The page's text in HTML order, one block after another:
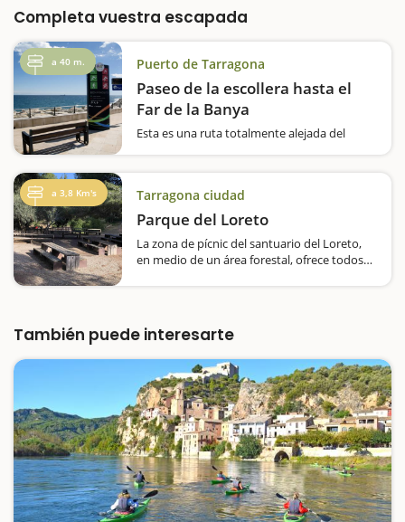
Completa vuestra escapada
a 40 m. Puerto de Tarragona
Paseo de la escollera hasta el
Far de la Banya
Esta es una ruta totalmente alejada del
hasta llegar al Faro de la Banya. Empezamos
a la altura del Puerto Deportivo…
a 3,8 Km's Tarragona ciudad
Parque del Loreto
La zona de pícnic del santuario del Loreto,
en medio de un área forestal, ofrece todos
Tarragona es el Parque del Loreto, junto…
También puede interesarte